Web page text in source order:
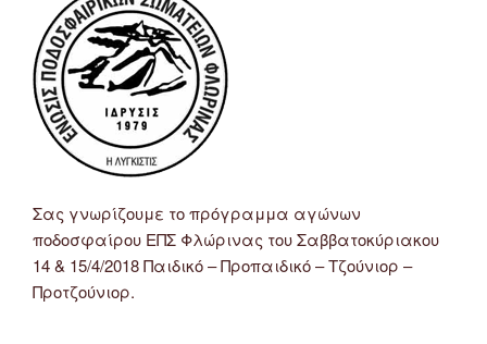
Σας γνωρίζουμε το πρόγραμμα αγώνων
ποδοσφαίρου ΕΠΣ Φλώρινας του Σαββατοκύριακου
14 & 15/4/2018 Παιδικό – Προπαιδικό – Τζούνιορ –
Προτζούνιορ.